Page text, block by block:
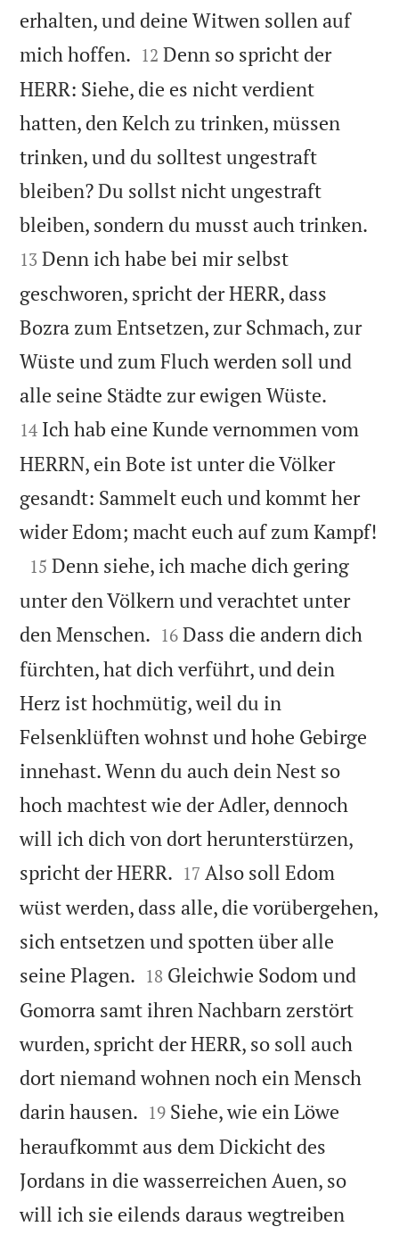
erhalten, und deine Witwen sollen auf
mich hoffen. 

12 Denn so spricht der
HERR: Siehe, die es nicht verdient
hatten, den Kelch zu trinken, müssen
trinken, und du solltest ungestraft
bleiben? Du sollst nicht ungestraft
bleiben, sondern du musst auch trinken.
13 Denn ich habe bei mir selbst
geschworen, spricht der HERR, dass
Bozra zum Entsetzen, zur Schmach, zur
Wüste und zum Fluch werden soll und
alle seine Städte zur ewigen Wüste.
14 Ich hab eine Kunde vernommen vom
HERRN, ein Bote ist unter die Völker
gesandt: Sammelt euch und kommt her
wider Edom; macht euch auf zum Kampf!

15 Denn siehe, ich mache dich gering
unter den Völkern und verachtet unter
den Menschen. 

16 Dass die andern dich
fürchten, hat dich verführt, und dein
Herz ist hochmütig, weil du in
Felsenklüften wohnst und hohe Gebirge
innehast. Wenn du auch dein Nest so
hoch machtest wie der Adler, dennoch
will ich dich von dort herunterstürzen,
spricht der HERR. 

17 Also soll Edom
wüst werden, dass alle, die vorübergehen,
sich entsetzen und spotten über alle
seine Plagen. 

18 Gleichwie Sodom und
Gomorra samt ihren Nachbarn zerstört
wurden, spricht der HERR, so soll auch
dort niemand wohnen noch ein Mensch
darin hausen. 

19 Siehe, wie ein Löwe
heraufkommt aus dem Dickicht des
Jordans in die wasserreichen Auen, so
will ich sie eilends daraus wegtreiben